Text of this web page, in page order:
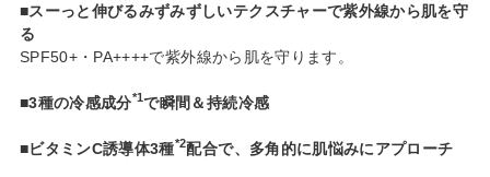
■スーっと伸びるみずみずしいテクスチャーで紫外線から肌を守
る
SPF50+・PA++++で紫外線から肌を守ります。
■3種の冷感成分*1で瞬間＆持続冷感
■ビタミンC誘導体3種*2配合で、多角的に肌悩みにアプローチ